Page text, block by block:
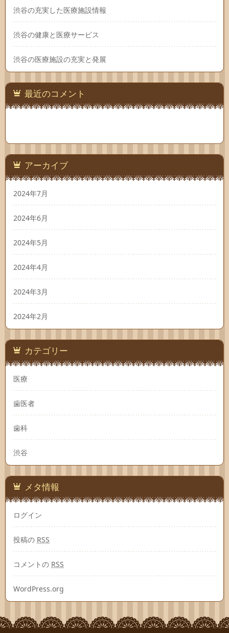
渋谷の充実した医療施設情報
渋谷の健康と医療サービス
渋谷の医療施設の充実と発展
最近のコメント
アーカイブ
2024年7月
2024年6月
2024年5月
2024年4月
2024年3月
2024年2月
カテゴリー
医療
歯医者
歯科
渋谷
メタ情報
ログイン
投稿の RSS
コメントの RSS
WordPress.org